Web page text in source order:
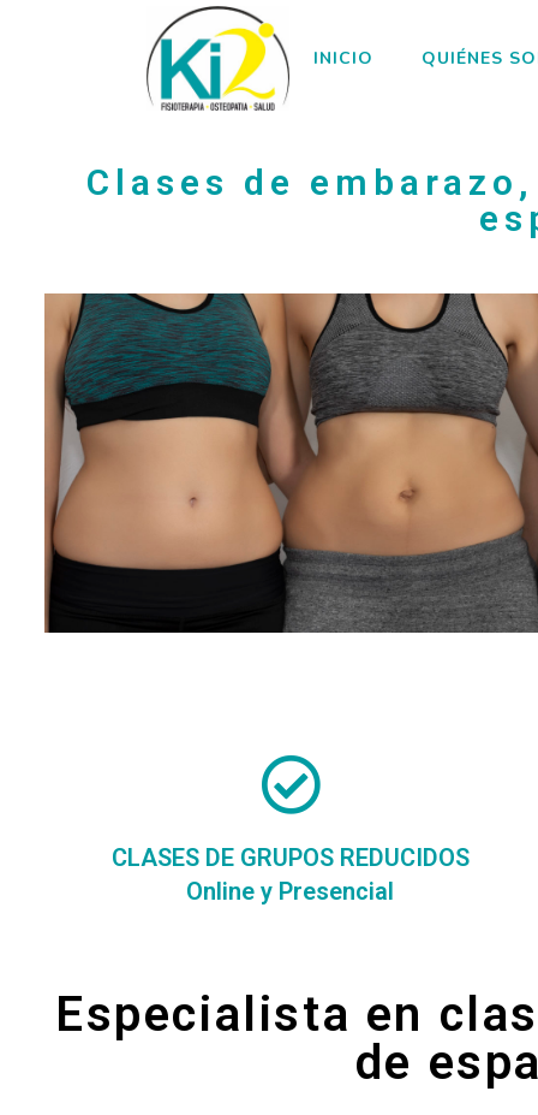
INICIO QUIÉNES
Clases de
CLASES DE GRUPOS REDUCIDOS
Online y Presencial
Especialista en
de